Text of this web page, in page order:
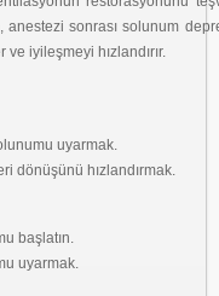
sonrası solunum
iyileşmeyi hızlandırır.
uyarmak.
dönüşünü hızlandırmak.
başlatın.
uyarmak.